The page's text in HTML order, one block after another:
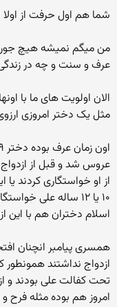
شما هم اول حرفت از
من میگم نمیشه هیچ جور
عرف و سنت و چه در زندگی
الان اولویت های ما با
مثل یک دختر امروزی
۱۰ یا ۱۲ ساله علی
اسلام دختران هم با این
همسری پیامبر انچنان
ازدواج نداشتند
تحت کفالت علی بودند و
امروز هم بوده مثله